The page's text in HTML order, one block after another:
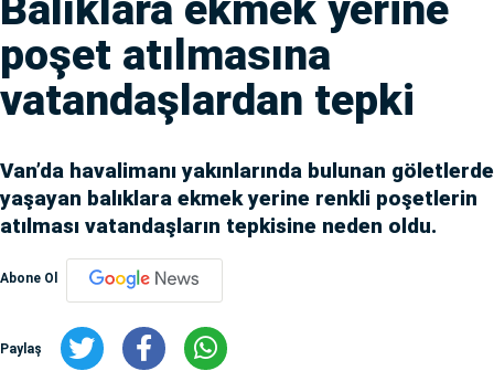
poşet atılmasına
vatandaşlardan tepki
Van’da havalimanı yakınlarında bulunan göletlerde
yaşayan balıklara ekmek yerine renkli poşetlerin
atılması vatandaşların tepkisine neden oldu.
Abone Ol
Paylaş